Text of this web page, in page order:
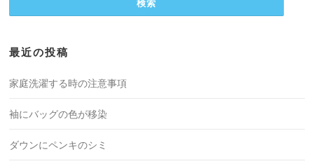
最近の投稿
家庭洗濯する時の注意事項
袖にバッグの色が移染
ダウンにペンキのシミ